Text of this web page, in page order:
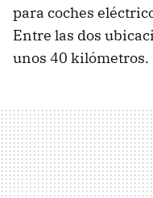
para coches
Entre las dos
unos 40 kilómetros.